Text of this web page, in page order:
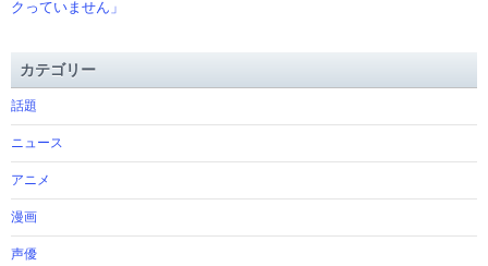
クっていません」
カテゴリー
話題
ニュース
アニメ
漫画
声優